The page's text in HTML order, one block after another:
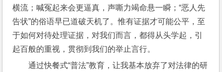
横流；喊冤起来会更逼真，声嘶力竭命悬一瞬；“恶人先
告状”的俗语早已道破天机了。惟有证据才可能公平，至
于如何对待处理证据，对我们而言，都得从头学起，引
起百般的重视，贯彻到我们的举止言行。
通过快餐式“普法”教育，让我基本放弃了对法律的研